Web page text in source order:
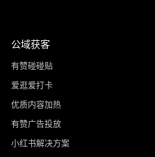
公域获客
有赞碰碰贴
爱逛爱打卡
优质内容加热
有赞广告投放
小红书解决方案